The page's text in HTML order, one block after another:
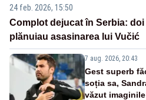
24 feb. 2026, 15:50
Complot dejucat în Serbia:
plănuiau asasinarea lui Vučić
7 aug. 2026, 20:43
Gest superb
soția sa,
văzut imaginile